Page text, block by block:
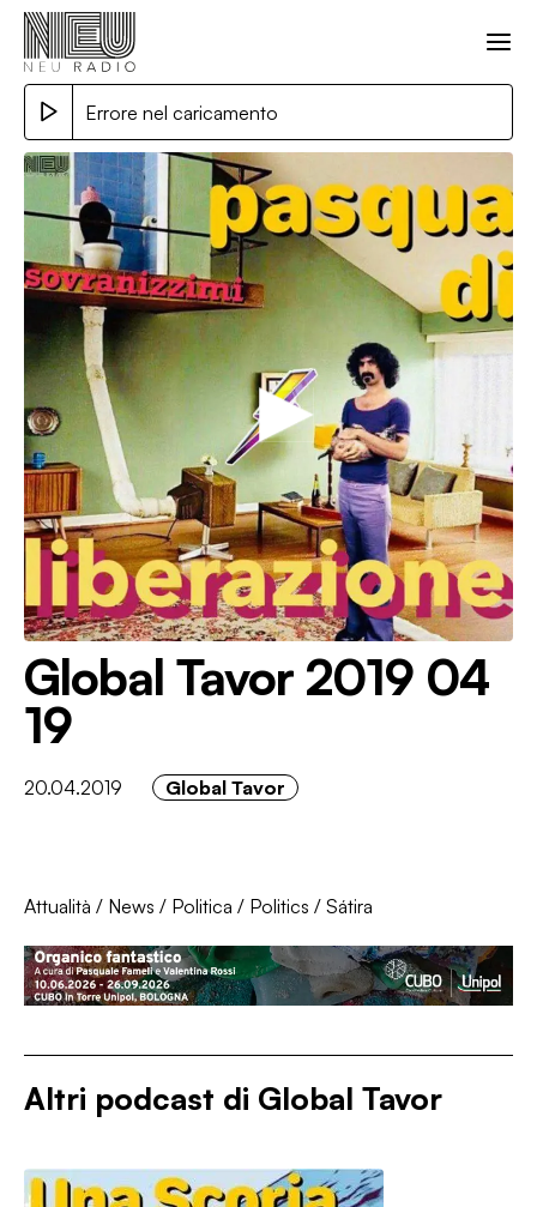
Errore nel caricamento
Global Tavor 2019 04
19
20.04.2019 Global Tavor
Attualità / News / Politica / Politics / Sátira
Altri podcast di Global Tavor